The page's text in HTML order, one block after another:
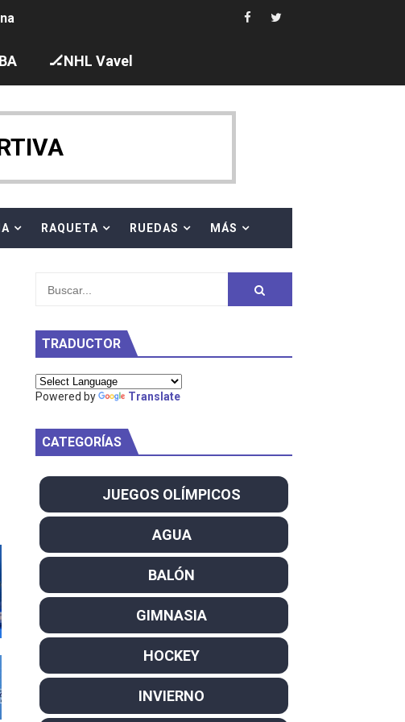
junto al equipo neutral ruso, llevándose 8 medallas, seis para
tríos en el Grand Slam Mexico
Vanity Project
Frei dominan el Europeo
Bretaña se reparten el botín y Caetano Horta y Rodrigo Conde
ya son decacampeonas y quinto oro consecutivo
Champion
y 4 platas
en WWE
AUSL
🏒NHL Vavel
RAQUETA RUEDAS MÁS
TRADUCTOR
Powered by Translate
CATEGORÍAS
JUEGOS OLÍMPICOS
AGUA
BALÓN
GIMNASIA
HOCKEY
INVIERNO